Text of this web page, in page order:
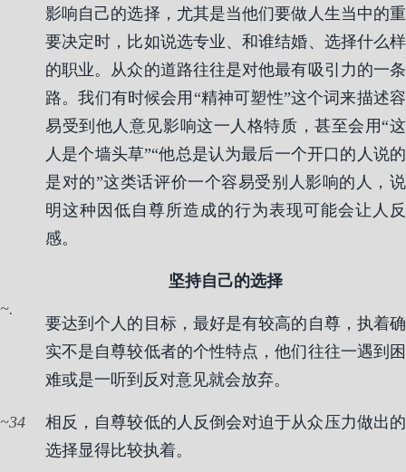
影响自己的选择，尤其是当他们要做人生当中的重
要决定时，比如说选专业、和谁结婚、选择什么样
的职业。从众的道路往往是对他最有吸引力的一条
路。我们有时候会用“精神可塑性”这个词来描述容
易受到他人意见影响这一人格特质，甚至会用“这
人是个墙头草”“他总是认为最后一个开口的人说的
是对的”这类话评价一个容易受别人影响的人，说
明这种因低自尊所造成的行为表现可能会让人反
感。
坚持自己的选择
.
要达到个人的目标，最好是有较高的自尊，执着确
实不是自尊较低者的个性特点，他们往往一遇到困
难或是一听到反对意见就会放弃。
34
相反，自尊较低的人反倒会对迫于从众压力做出的
选择显得比较执着。